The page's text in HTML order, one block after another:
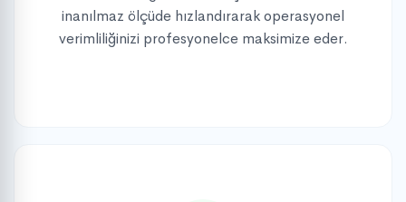
inanılmaz ölçüde hızlandırarak operasyonel
verimliliğinizi profesyonelce maksimize eder.